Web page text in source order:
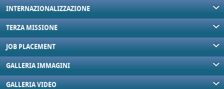
INTERNAZIONALIZZAZIONE
TERZA MISSIONE
JOB PLACEMENT
GALLERIA IMMAGINI
GALLERIA VIDEO